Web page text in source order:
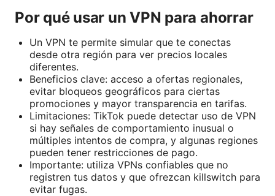
Por qué usar un VPN para ahorrar
Un VPN te permite simular que te conectas
desde otra región para ver precios locales
diferentes.
Beneficios clave: acceso a ofertas regionales,
evitar bloqueos geográficos para ciertas
promociones y mayor transparencia en tarifas.
Limitaciones: TikTok puede detectar uso de VPN
si hay señales de comportamiento inusual o
múltiples intentos de compra, y algunas regiones
pueden tener restricciones de pago.
Importante: utiliza VPNs confiables que no
registren tus datos y que ofrezcan killswitch para
evitar fugas.